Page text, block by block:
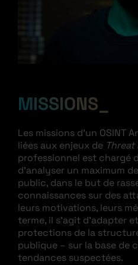
MISSIONS
Les missions d’un OSINT
liées aux enjeux de
professionnel est chargé
d’analyser un maximum
public, dans le but de
connaissances sur des
leurs motivations, leurs
terme, il s’agit d’adapter
protections de la
publique – sur la base de
tendances suspectées.